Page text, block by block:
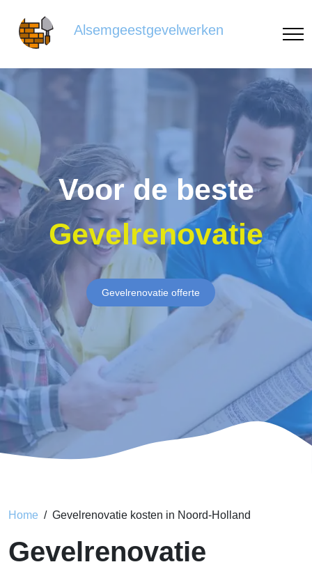
Alsemgeestgevelwerken
Voor de beste
Gevelrenovatie
Gevelrenovatie offerte
Home Gevelrenovatie kosten in Noord-Holland
Gevelrenovatie